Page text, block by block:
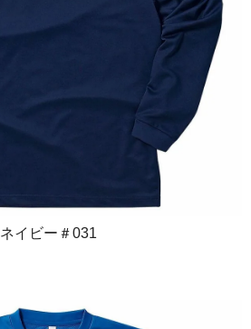
ネイビー＃031